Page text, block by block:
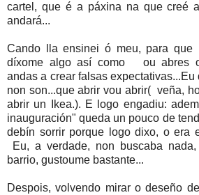
cartel, que é a páxina na que creé
andará...
Cando lla ensinei ó meu, para
díxome algo así como ou abres
andas a crear falsas
non son...que abrir vou abrir( veña,
abrir un Ikea.). E logo engadiu:
inauguración" queda un pouco de
debín sorrir porque logo dixo, o era
Eu, a verdade, non buscaba
barrio, gustoume bastante...
Despois, volvendo mirar o deseño